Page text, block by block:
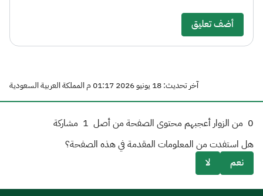
أضف تعليق
آخر تحديث: 18 يونيو 2026 01:17 م المملكة العربية السعودية
0 من الزوار أعجبهم محتوى الصفحة من أصل 1 مشاركة
هل استفدت من المعلومات المقدمة في هذه الصفحة؟
نعم
لا